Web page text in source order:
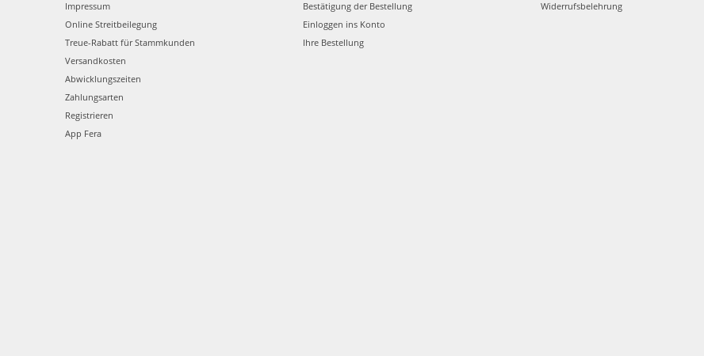
Impressum
Online Streitbeilegung
Treue-Rabatt für Stammkunden
Versandkosten
Abwicklungszeiten
Zahlungsarten
Registrieren
App Fera
Bestätigung der Bestellung
Einloggen ins Konto
Ihre Bestellung
Widerrufsbelehrung